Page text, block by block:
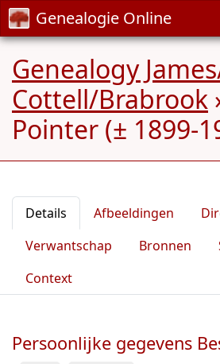
Genealogie Online
Genealogy
Cottell/Brabrook
Pointer (± 1899-
Details Afbeeldingen
Verwantschap
Bronnen
Context
Persoonlijke gegevens